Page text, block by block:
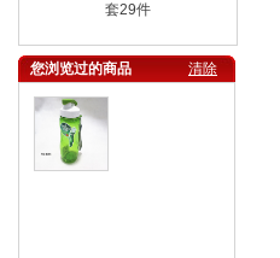
套29件
您浏览过的商品 清除